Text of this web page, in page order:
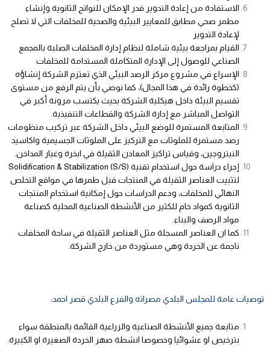
الاستفادة من إعادة التدوير قدر الإمكان للنواتج الثانوية وإنشاء
مطمر صحي مطابق للمعايير البيئية والصحية للمخلفات التي لا تصلح
لإعادة التدوير
القيام بمراجعة بيئية شاملة لنظام إدارة المخلفات الصلبة بالمجمع
الصناعي للوصول إلى الإدارة المتكاملة المستدامة للمخلفات
الإسراع في مشروع مركز الرصد البيئي الذي تعتزم الشركة إنشاؤه
(كخطوة رائدة في هذا المجال)، كما نوصي بأن يتم الرفع من مستوى
تقسيم البيئة داخل هيكلية الشركة بحيث يكتسب مرونة أكبر في
التواصل المباشر مع إدارة الشركة والقطاعات التنفيذية.
المتابعة المستمرة للوضع البيئي داخل الشركة عبر تركيب منظومات
رصد مستمرة للملوثات مع التركيز على الملوثات الجسيمية واكاسيد
النيتروجين، وقياس تراكيز المعادن الثقيلة في ابخرة وغبار المداخن.
إجراء دراسة حول استخدام تقنية Solidification & Stabilization (S/S)
لتثبيت العناصر الثقيلة في المنتجات قبل طمرها في مواقع التخلص
النهائي للمخلفات، ودعم الدراسات حول إمكانية استخدام المنتجات
الثانوية كمواد خام للكثير من الأنشطة الصناعية المحلية كصناعة
مواد الرصف والبناء.
كما ان العناصر المسجلة مثل العناصر الثقيلة في ساحة المخلفات
ناجمة عن الخردة وهي مستوردة من خارج الشركة.
توصيات عامة للمجلس البلدي مصراته والفرع البلدي قصر احمد:
متابعة جميع الأنشطة الصناعية والزراعية القائمة بالمنطقة سواء
بترخيص او عشوائيا وخصوصا انشطة صهر الخردة الصغيرة او الكبيرة.